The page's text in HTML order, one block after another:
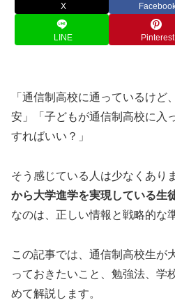
X
LINE Pinterest
「通信制高校に通っているけど
安」「子どもが通信制高校に入
すればいい？」
そう感じている人は少なくあり
から大学進学を実現している生
なのは、正しい情報と戦略的な
この記事では、通信制高校生が
っておきたいこと、勉強法、学
めて解説します。